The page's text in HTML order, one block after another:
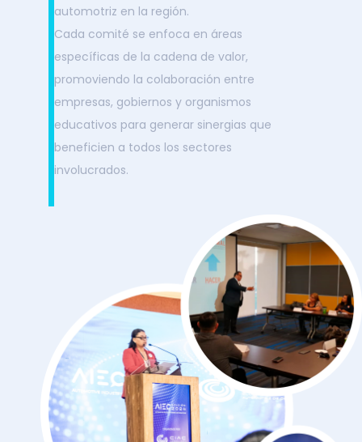
automotriz en la región.
Cada comité se enfoca en áreas
específicas de la cadena de valor,
promoviendo la colaboración entre
empresas, gobiernos y organismos
educativos para generar sinergias que
beneficien a todos los sectores
involucrados.